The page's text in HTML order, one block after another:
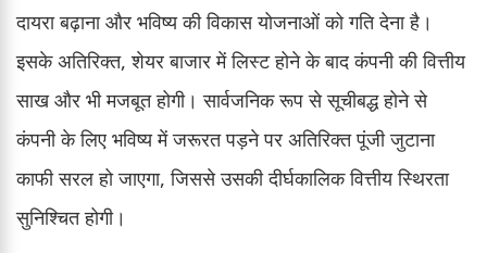
दायरा बढ़ाना और भविष्य की विकास योजनाओं को गति देना है।
इसके अतिरिक्त, शेयर बाजार में लिस्ट होने के बाद कंपनी की वित्तीय
साख और भी मजबूत होगी। सार्वजनिक रूप से सूचीबद्ध होने से
कंपनी के लिए भविष्य में जरूरत पड़ने पर अतिरिक्त पूंजी जुटाना
काफी सरल हो जाएगा, जिससे उसकी दीर्घकालिक वित्तीय स्थिरता
सुनिश्चित होगी।